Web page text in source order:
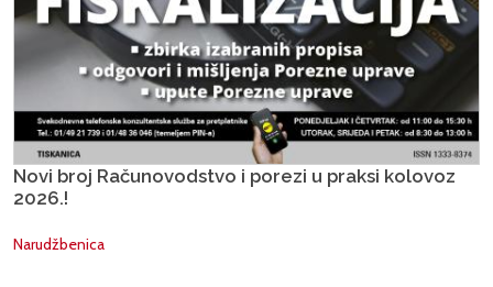
Novi broj Računovodstvo i porezi u praksi kolovoz
2026.!
Narudžbenica